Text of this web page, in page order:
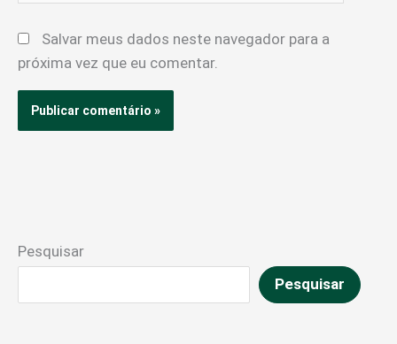
Salvar meus dados neste navegador para a
próxima vez que eu comentar.
Pesquisar
Pesquisar